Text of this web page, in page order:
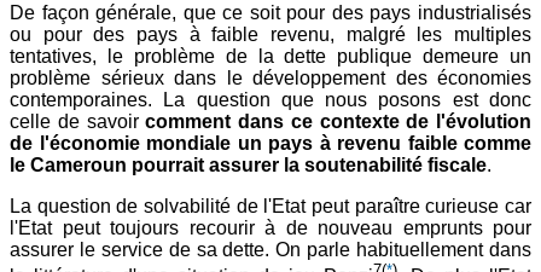
De façon générale, que ce soit pour des pays industrialisés
ou pour des pays à faible revenu, malgré les multiples
tentatives, le problème de la dette publique demeure un
problème sérieux dans le développement des économies
contemporaines. La question que nous posons est donc
celle de savoircomment dans ce contexte de l'évolution
de l'économie mondiale un pays à revenu faible comme
le Cameroun pourrait assurer la soutenabilité fiscale.
La question de solvabilité de l'Etat peut paraître curieuse car
l'Etat peut toujours recourir à de nouveau emprunts pour
assurer le service de sa dette. On parle habituellement dans